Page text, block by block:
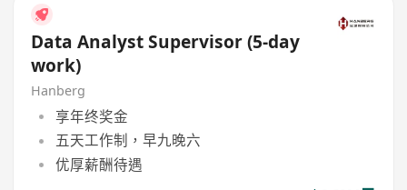
Data Analyst Supervisor (5-day
work)
Hanberg
享年终奖金
五天工作制，早九晚六
优厚薪酬待遇